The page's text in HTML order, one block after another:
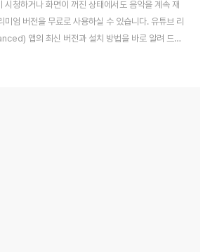
시청하거나 화면이 꺼진 상태에서도 음악을 계속 재
미엄 버전을 무료로 사용하실 수 있습니다. 유튜브 리
앱의 최신 버전과 설치 방법을 바로 알려 드리
을 원하시면 아래 버튼에서 다운로드하세요. 유튜브